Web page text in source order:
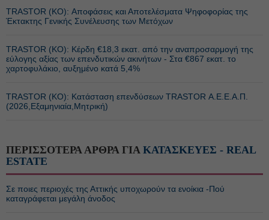
TRASTOR (ΚΟ): Αποφάσεις και Αποτελέσματα Ψηφοφορίας της
Έκτακτης Γενικής Συνέλευσης των Μετόχων
TRASTOR (ΚΟ): Κέρδη €18,3 εκατ. από την αναπροσαρμογή της
εύλογης αξίας των επενδυτικών ακινήτων - Στα €867 εκατ. το
χαρτοφυλάκιο, αυξημένο κατά 5,4%
TRASTOR (ΚΟ): Κατάσταση επενδύσεων TRASTOR Α.Ε.Ε.Α.Π.
(2026,Εξαμηνιαία,Μητρική)
ΠΕΡΙΣΣΟΤΕΡΑ ΑΡΘΡΑ ΓΙΑ ΚΑΤΑΣΚΕΥΕΣ - REAL
ESTATE
Σε ποιες περιοχές της Αττικής υποχωρούν τα ενοίκια -Πού
καταγράφεται μεγάλη άνοδος